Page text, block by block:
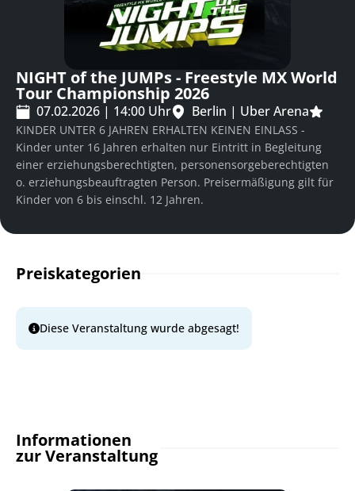
NIGHT of the JUMPs - Freestyle MX World
Tour Championship 2026
07.02.2026 | 14:00 Uhr Berlin | Uber Arena
KINDER UNTER 6 JAHREN ERHALTEN KEINEN EINLASS -
Kinder unter 16 Jahren erhalten nur Eintritt in Begleitung
einer erziehungsberechtigten, personensorgeberechtigten
o. erziehungsbeauftragten Person. Preisermäßigung gilt für
Kinder von 6 bis einschl. 12 Jahren.
Preiskategorien
Diese Veranstaltung wurde abgesagt!
Informationen
zur Veranstaltung